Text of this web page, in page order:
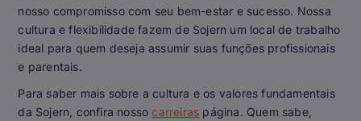
nosso compromisso com seu bem-estar e sucesso. Nossa
cultura e flexibilidade fazem de Sojern um local de trabalho
ideal para quem deseja assumir suas funções profissionais
e parentais.
Para saber mais sobre a cultura e os valores fundamentais
da Sojern, confira nossocarreiras página. Quem sabe,